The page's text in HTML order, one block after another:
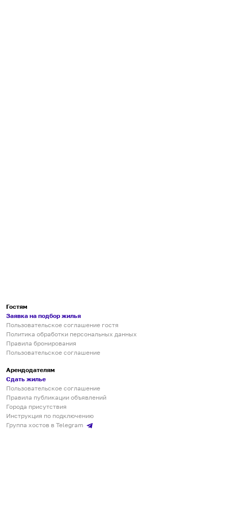
Гостям
Заявка на подбор жилья
Пользовательское соглашение гостя
Политика обработки персональных данных
Правила бронирования
Пользовательское соглашение
Арендодателям
Сдать жилье
Пользовательское соглашение
Правила публикации объявлений
Города присутствия
Инструкция по подключению
Группа хостов в Telegram